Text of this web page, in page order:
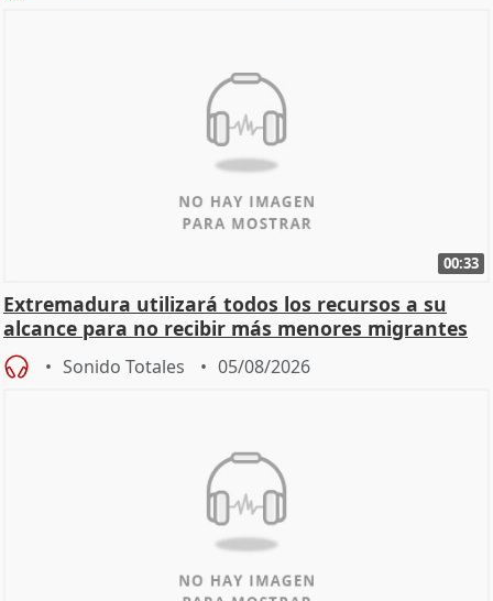
00:33
Extremadura utilizará todos los recursos a su
alcance para no recibir más menores migrantes
Sonido Totales 05/08/2026